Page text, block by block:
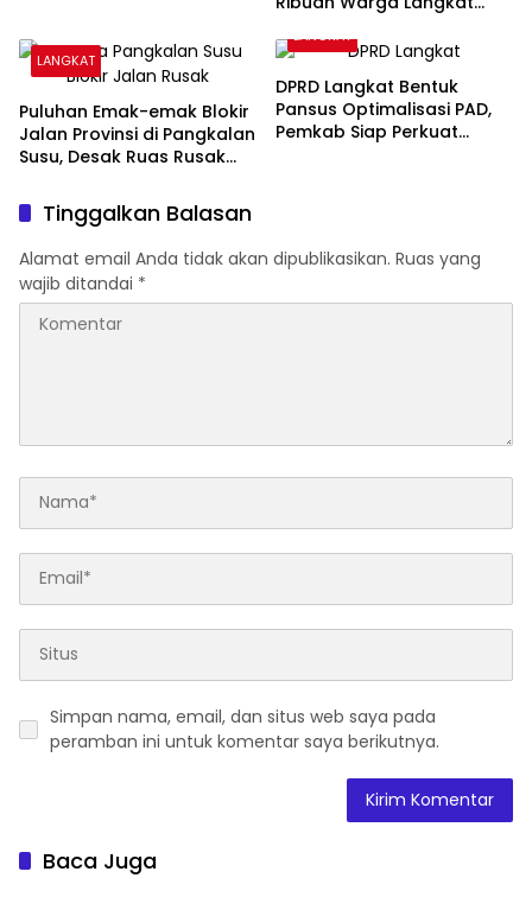
LANGKAT
Puluhan Emak-emak Blokir
Jalan Provinsi di Pangkalan
Susu, Desak Ruas Rusak
LANGKAT
DPRD Langkat Bentuk
Pansus Optimalisasi PAD,
Pemkab Siap Perkuat
Tinggalkan Balasan
Alamat email Anda tidak akan dipublikasikan. Ruas yang
wajib ditandai *
Simpan nama, email, dan situs web saya pada
peramban ini untuk komentar saya berikutnya.
Baca Juga